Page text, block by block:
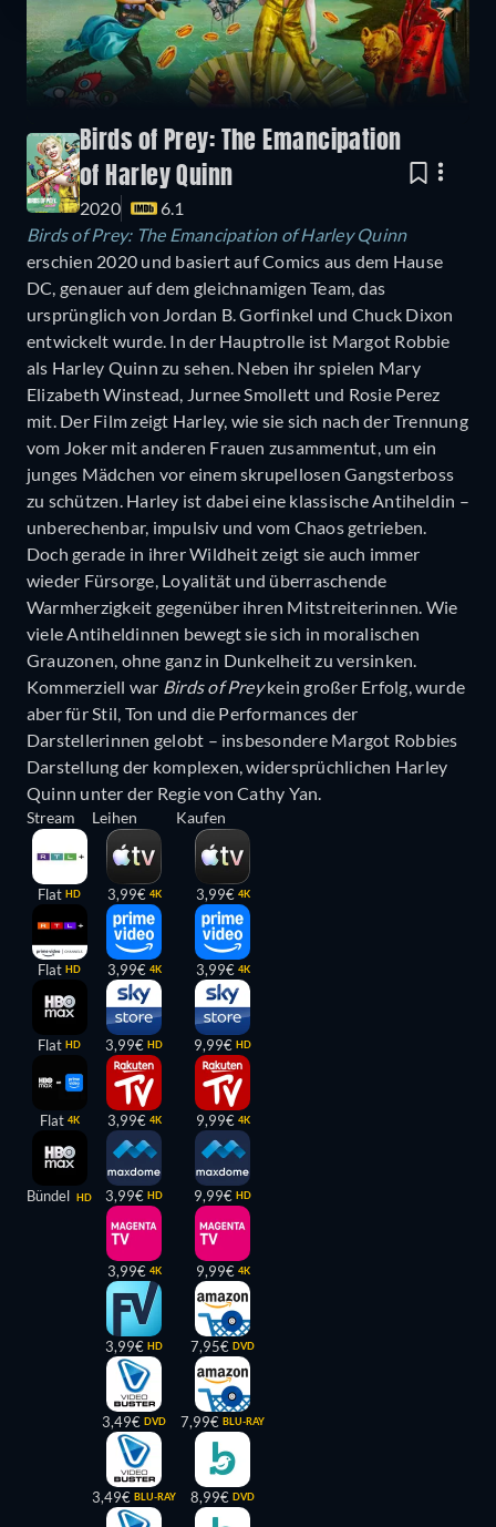
Birds of Prey: The Emancipation
of Harley Quinn
2020
6.1
Birds of Prey: The Emancipation of Harley Quinn
erschien 2020 und basiert auf Comics aus dem Hause
DC, genauer auf dem gleichnamigen Team, das
ursprünglich von Jordan B. Gorfinkel und Chuck Dixon
entwickelt wurde. In der Hauptrolle ist Margot Robbie
als Harley Quinn zu sehen. Neben ihr spielen Mary
Elizabeth Winstead, Jurnee Smollett und Rosie Perez
mit. Der Film zeigt Harley, wie sie sich nach der Trennung
vom Joker mit anderen Frauen zusammentut, um ein
junges Mädchen vor einem skrupellosen Gangsterboss
zu schützen. Harley ist dabei eine klassische Antiheldin –
unberechenbar, impulsiv und vom Chaos getrieben.
Doch gerade in ihrer Wildheit zeigt sie auch immer
wieder Fürsorge, Loyalität und überraschende
Warmherzigkeit gegenüber ihren Mitstreiterinnen. Wie
viele Antiheldinnen bewegt sie sich in moralischen
Grauzonen, ohne ganz in Dunkelheit zu versinken.
Kommerziell war Birds of Preykein großer Erfolg, wurde
aber für Stil, Ton und die Performances der
Darstellerinnen gelobt – insbesondere Margot Robbies
Darstellung der komplexen, widersprüchlichen Harley
Quinn unter der Regie von Cathy Yan.
Stream
Flat HD
Flat HD
Flat HD
Flat 4K
Bündel HD
Leihen
3,99€ 4K
3,99€ 4K
3,99€ HD
3,99€ 4K
3,99€ HD
3,99€ 4K
3,99€ HD
3,49€ DVD
3,49€ BLU-RAY
Kaufen
3,99€ 4K
3,99€ 4K
9,99€ HD
9,99€ 4K
9,99€ HD
9,99€ 4K
7,95€ DVD
7,99€ BLU-RAY
8,99€ DVD